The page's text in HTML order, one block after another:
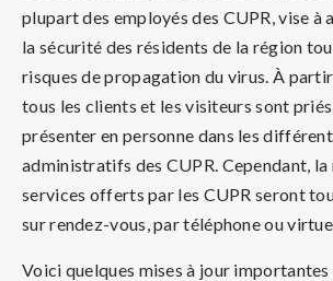
plupart des employés des CUPR, vise à
la sécurité des résidents de la région
risques de propagation du virus. À partir
tous les clients et les visiteurs sont priés
présenter en personne dans les
administratifs des CUPR. Cependant,
services offerts par les CUPR seront
sur rendez-vous, par téléphone ou
Voici quelques mises à jour importantes